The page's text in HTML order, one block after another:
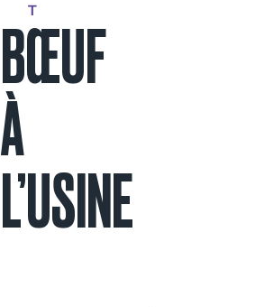
T
BŒUF
À
L’USINE